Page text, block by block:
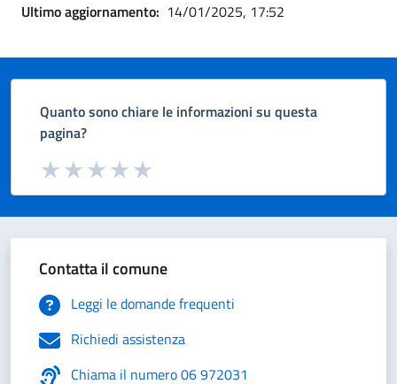
Ultimo aggiornamento: 14/01/2025, 17:52
Quanto sono chiare le informazioni su questa
pagina?
Valuta da 1 a 5 stelle la pagina
Valuta 5 stelle su 5
Valuta 4 stelle su 5
Valuta 3 stelle su 5
Valuta 2 stelle su 5
Valuta 1 stelle su 5
Contatta il comune
Leggi le domande frequenti
Richiedi assistenza
Chiama il numero 06 972031